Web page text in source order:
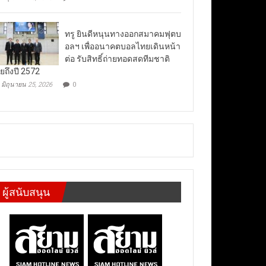
ทรู ยินดีหนุนทางออกสมาคมฟุตบ
อลฯ เพื่ออนาคตบอลไทยเดินหน้า
ต่อ รับสิทธิ์ถ่ายทอดสดทีมชาติ
ถึงปี 2572
มิถุนายน 25, 2026 0
ผู้สนับสนุน